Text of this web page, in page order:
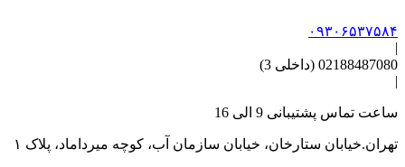
۰۹۳۰۶۵۳۷۵۸۴
|
02188487080 (داخلی 3)
|
ساعت تماس پشتیبانی 9 الی 16
تهران.خیابان ستارخان، خیابان سازمان آب، کوچه میرداماد، پلاک ۱